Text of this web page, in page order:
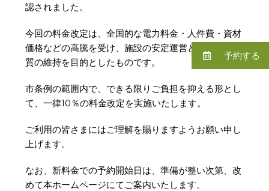
認されました。
今回の料金改定は、全国的な電力料金・人件費・資材
価格などの高騰を受け、施設の安定運営とサービス品
質の維持を目的としたものです。
市条例の範囲内で、できる限りご負担を抑える形とし
て、一律10％の料金改定を実施いたします。
ご利用の皆さまにはご理解を賜りますようお願い申し
上げます。
なお、新料金での予約開始日は、準備が整い次第、改
めて本ホームページにてご案内いたします。
予約する